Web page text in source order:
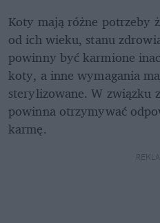
Koty mają różne potrzeby
od ich wieku, stanu
powinny być karmione
koty, a inne wymagania
sterylizowane. W związku
powinna otrzymywać
karmę.